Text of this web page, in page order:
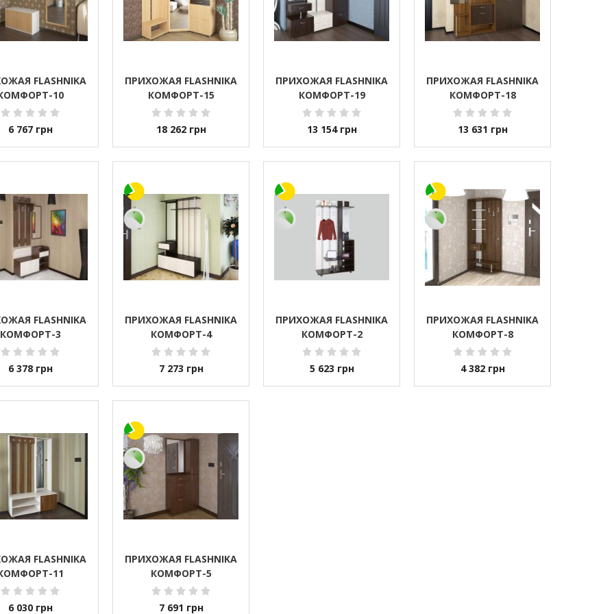
FLASHNIKA
10
6 767 грн
ПРИХОЖАЯ FLASHNIKA
КОМФОРТ-15
18 262 грн
ПРИХОЖАЯ FLASHNIKA
КОМФОРТ-19
13 154 грн
ПРИХОЖАЯ FLASHNIKA
КОМФОРТ-18
13 631 грн
FLASHNIKA
КОМФОРТ-3
6 378 грн
ПРИХОЖАЯ FLASHNIKA
КОМФОРТ-4
7 273 грн
ПРИХОЖАЯ FLASHNIKA
КОМФОРТ-2
5 623 грн
ПРИХОЖАЯ FLASHNIKA
КОМФОРТ-8
4 382 грн
FLASHNIKA
11
6 030 грн
ПРИХОЖАЯ FLASHNIKA
КОМФОРТ-5
7 691 грн